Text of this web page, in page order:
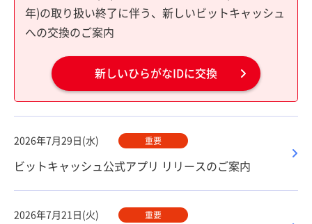
年)の取り扱い終了に伴う、新しいビットキャッシュ
への交換のご案内
新しいひらがなIDに交換
2026年7月29日(水) 重要
ビットキャッシュ公式アプリ リリースのご案内
2026年7月21日(火) 重要